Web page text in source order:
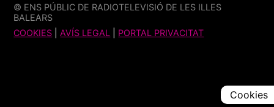
© ENS PÚBLIC DE RADIOTELEVISIÓ DE LES ILLES
BALEARS
COOKIES |AVÍS LEGAL PORTAL PRIVACITAT
Cookies